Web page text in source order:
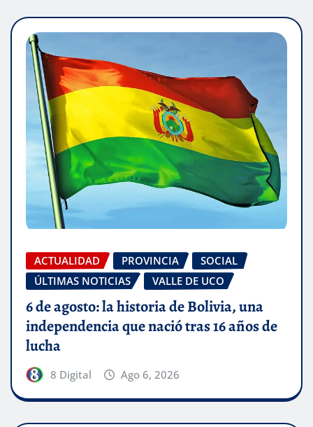
ACTUALIDAD PROVINCIA
SOCIAL
ÚLTIMAS NOTICIAS
VALLE DE UCO
6 de agosto: la historia de Bolivia, una
independencia que nació tras 16 años de
lucha
8 Digital Ago 6, 2026